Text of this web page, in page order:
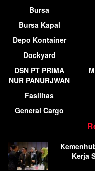
Bursa
Bursa Kapal
Depo Kontainer
Dockyard
DSN PT PRIMA
NUR PANURJWAN
Fasilitas
General Cargo
Kerja